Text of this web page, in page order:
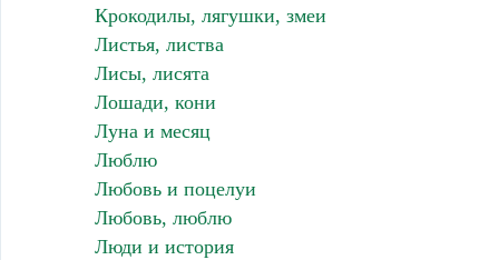
Крокодилы, лягушки, змеи
Листья, листва
Лисы, лисята
Лошади, кони
Луна и месяц
Люблю
Любовь и поцелуи
Любовь, люблю
Люди и история